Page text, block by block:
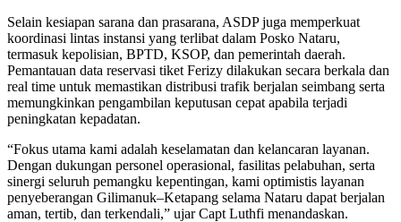
Selain kesiapan sarana dan prasarana, ASDP juga memperkuat
koordinasi lintas instansi yang terlibat dalam Posko Nataru,
termasuk kepolisian, BPTD, KSOP, dan pemerintah daerah.
Pemantauan data reservasi tiket Ferizy dilakukan secara berkala dan
real time untuk memastikan distribusi trafik berjalan seimbang serta
memungkinkan pengambilan keputusan cepat apabila terjadi
peningkatan kepadatan.
“Fokus utama kami adalah keselamatan dan kelancaran layanan.
Dengan dukungan personel operasional, fasilitas pelabuhan, serta
sinergi seluruh pemangku kepentingan, kami optimistis layanan
penyeberangan Gilimanuk–Ketapang selama Nataru dapat berjalan
aman, tertib, dan terkendali,” ujar Capt Luthfi menandaskan.